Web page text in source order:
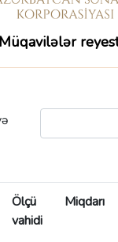
Müqavilələr
Ölçü
vahidi
Miqdarı